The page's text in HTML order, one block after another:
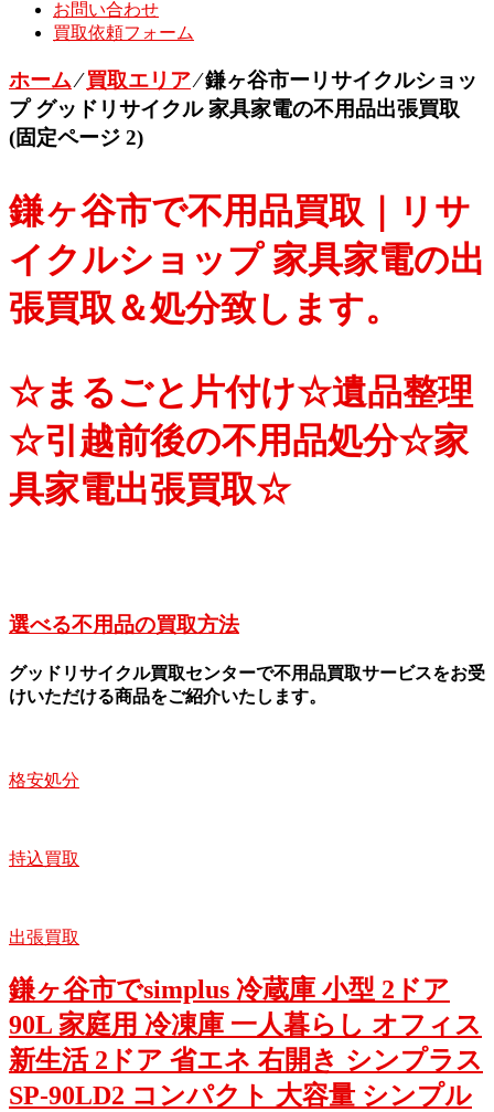
お問い合わせ
買取依頼フォーム
ホーム⁄買取エリア⁄鎌ヶ谷市ーリサイクルショッ
プ グッドリサイクル 家具家電の不用品出張買取
(固定ページ 2)
鎌ヶ谷市で不用品買取｜リサ
イクルショップ 家具家電の出
張買取＆処分致します。
☆まるごと片付け☆遺品整理
☆引越前後の不用品処分☆家
具家電出張買取☆
選べる不用品の買取方法
グッドリサイクル買取センターで不用品買取サービスをお受
けいただける商品をご紹介いたします。
格安処分
持込買取
出張買取
鎌ヶ谷市でsimplus 冷蔵庫 小型 2ドア
90L 家庭用 冷凍庫 一人暮らし オフィス
新生活 2ドア 省エネ 右開き シンプラス
SP-90LD2 コンパクト 大容量 シンプル